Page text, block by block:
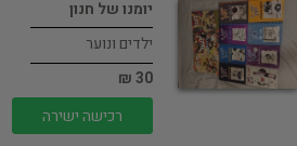
יומנו של חנון
ילדים ונוער
30 ₪
רכישה ישירה